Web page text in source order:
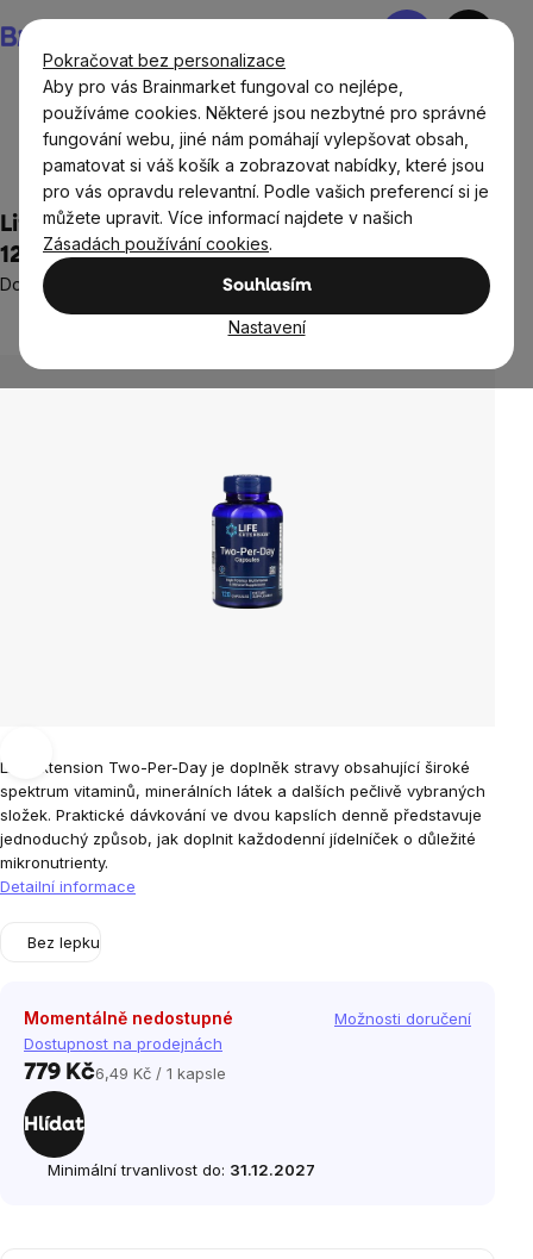
Pokračovat bez personalizace
Aby pro vás Brainmarket fungoval co nejlépe,
používáme cookies. Některé jsou nezbytné pro správné
fungování webu, jiné nám pomáhají vylepšovat obsah,
pamatovat si váš košík a zobrazovat nabídky, které jsou
pro vás opravdu relevantní. Podle vašich preferencí si je
můžete upravit. Více informací najdete v našich
Zásadách používání cookies.
Souhlasím
Nastavení
na
obsah
Nákupní
Doplňky stravy a výživa
Vitamíny a multivitamíny
Multivitamíny
Life Extension Two Per Day multivitamín,
120 kapslí
Doplněk stravy
hodnocení
produktu
4 hodnocení
Life Extension Two-Per-Day je doplněk stravy obsahující široké
spektrum vitaminů, minerálních látek a dalších pečlivě vybraných
složek. Praktické dávkování ve dvou kapslích denně představuje
jednoduchý způsob, jak doplnit každodenní jídelníček o důležité
mikronutrienty.
Detailní informace
Bez lepku
Momentálně nedostupné
Dostupnost na prodejnách
Možnosti doručení
779 KčMěrná
6,49 Kč / 1 kapsle
Hlídat
Minimální trvanlivost do: 31.12.2027